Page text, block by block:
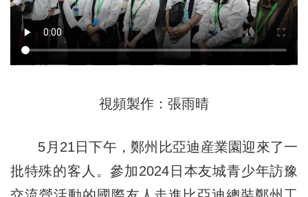
視頻製作：張雨晴
5月21日下午，鄭州比亞迪産業園迎來了一
批特殊的客人。參加2024日本友城青少年訪豫